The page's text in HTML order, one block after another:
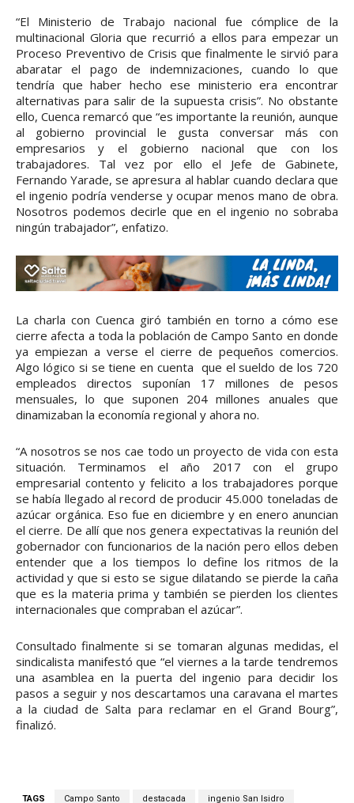
“El Ministerio de Trabajo nacional fue cómplice de la
multinacional Gloria que recurrió a ellos para empezar un
Proceso Preventivo de Crisis que finalmente le sirvió para
abaratar el pago de indemnizaciones, cuando lo que
tendría que haber hecho ese ministerio era encontrar
alternativas para salir de la supuesta crisis”. No obstante
ello, Cuenca remarcó que “es importante la reunión, aunque
al gobierno provincial le gusta conversar más con
empresarios y el gobierno nacional que con los
trabajadores. Tal vez por ello el Jefe de Gabinete,
Fernando Yarade, se apresura al hablar cuando declara que
el ingenio podría venderse y ocupar menos mano de obra.
Nosotros podemos decirle que en el ingenio no sobraba
ningún trabajador”, enfatizo.
La charla con Cuenca giró también en torno a cómo ese
cierre afecta a toda la población de Campo Santo en donde
ya empiezan a verse el cierre de pequeños comercios.
Algo lógico si se tiene en cuenta que el sueldo de los 720
empleados directos suponían 17 millones de pesos
mensuales, lo que suponen 204 millones anuales que
dinamizaban la economía regional y ahora no.
“A nosotros se nos cae todo un proyecto de vida con esta
situación. Terminamos el año 2017 con el grupo
empresarial contento y felicito a los trabajadores porque
se había llegado al record de producir 45.000 toneladas de
azúcar orgánica. Eso fue en diciembre y en enero anuncian
el cierre. De allí que nos genera expectativas la reunión del
gobernador con funcionarios de la nación pero ellos deben
entender que a los tiempos lo define los ritmos de la
actividad y que si esto se sigue dilatando se pierde la caña
que es la materia prima y también se pierden los clientes
internacionales que compraban el azúcar”.
Consultado finalmente si se tomaran algunas medidas, el
sindicalista manifestó que “el viernes a la tarde tendremos
una asamblea en la puerta del ingenio para decidir los
pasos a seguir y nos descartamos una caravana el martes
a la ciudad de Salta para reclamar en el Grand Bourg”,
finalizó.
TAGS Campo Santo destacada ingenio San Isidro